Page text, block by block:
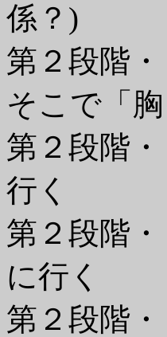
係？)
第２段階
そこで「
第２段階
行く
第２段階
に行く
第２段階